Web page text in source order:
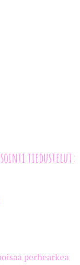
tiedustelut:
perhearkea